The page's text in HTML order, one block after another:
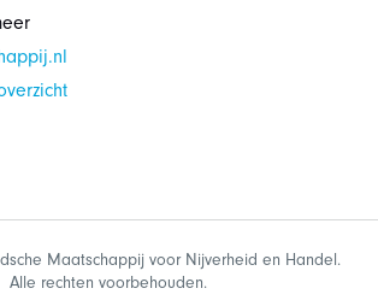
Maatschappij voor Nijverheid en Handel.
Alle rechten voorbehouden.